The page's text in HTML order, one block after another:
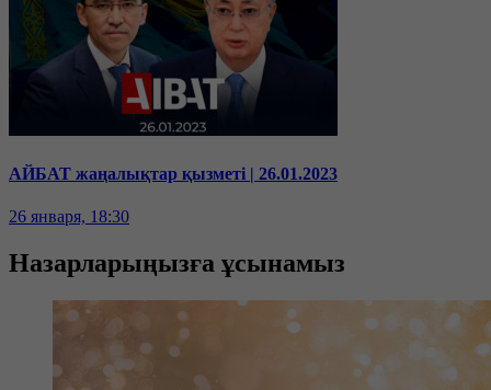
АЙБАТ жаңалықтар қызметі | 26.01.2023
26 января, 18:30
Назарларыңызға ұсынамыз